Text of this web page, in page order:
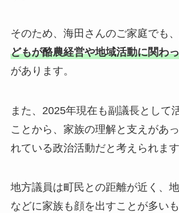
そのため、海田さんのご家庭でも、
どもが酪農経営や地域活動に関わ
があります。
また、2025年現在も副議長として
ことから、家族の理解と支えがあ
れている政治活動だと考えられます
地方議員は町民との距離が近く、
などに家族も顔を出すことが多いも